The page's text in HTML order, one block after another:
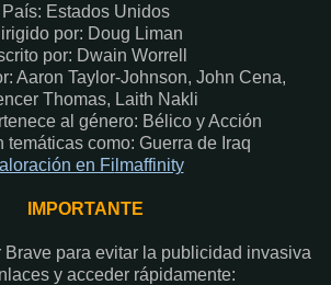
País: Estados Unidos
por: Doug Liman
por: Dwain Worrell
Aaron Taylor-Johnson, John Cena,
Thomas, Laith Nakli
al género: Bélico y Acción
temáticas como: Guerra de Iraq
en Fi lmaffinity
IMPORTANTE
para evitar la publicidad invasiva
y acceder rápidamente:​